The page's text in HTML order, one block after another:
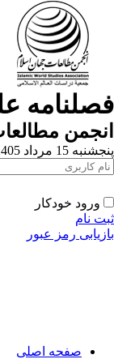
فصلنامه
انجمن
پنجشنبه 15 مرداد 1405
ورود خودکار
ثبت نام
بازیابی رمز عبور
صفحه اصلی